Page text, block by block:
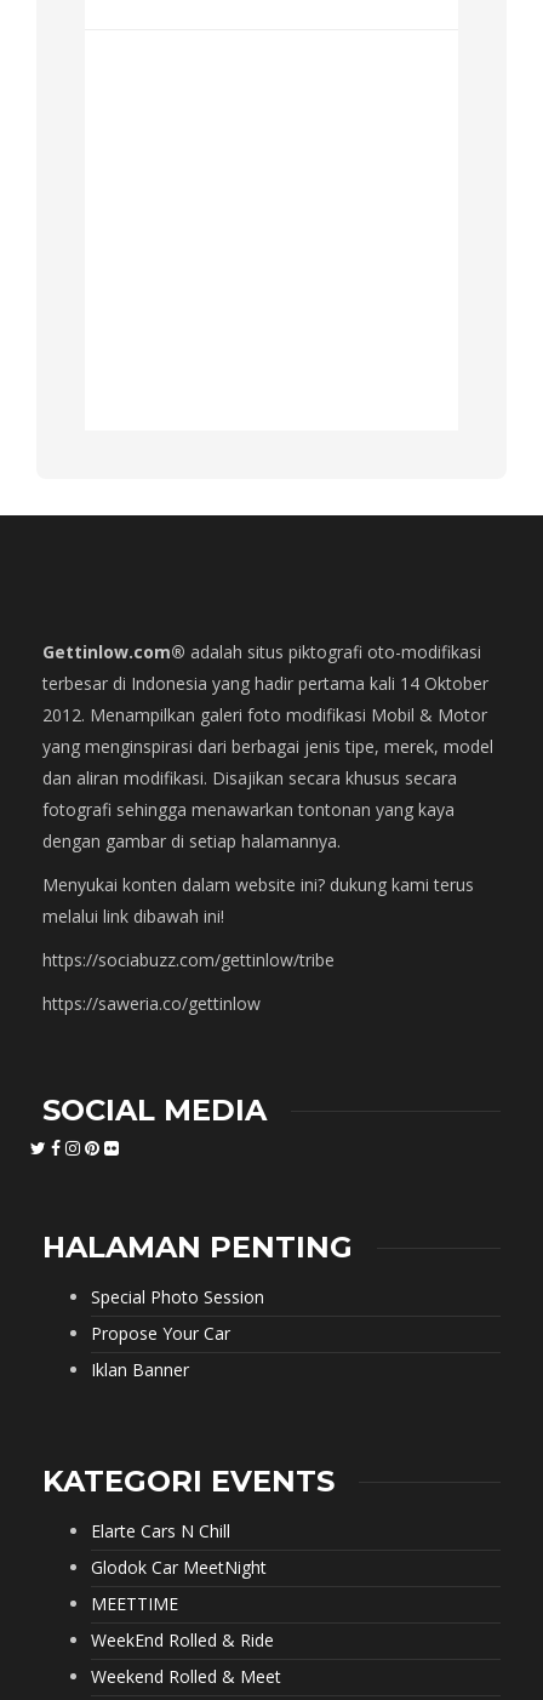
Gettinlow.com® adalah situs piktografi oto-modifikasi
terbesar di Indonesia yang hadir pertama kali 14 Oktober
2012. Menampilkan galeri foto modifikasi Mobil & Motor
yang menginspirasi dari berbagai jenis tipe, merek, model
dan aliran modifikasi. Disajikan secara khusus secara
fotografi sehingga menawarkan tontonan yang kaya
dengan gambar di setiap halamannya.
Menyukai konten dalam website ini? dukung kami terus
melalui link dibawah ini!
https://sociabuzz.com/gettinlow/tribe
https://saweria.co/gettinlow
SOCIAL MEDIA
HALAMAN PENTING
Special Photo Session
Propose Your Car
Iklan Banner
KATEGORI EVENTS
Elarte Cars N Chill
Glodok Car MeetNight
MEETTIME
WeekEnd Rolled & Ride
Weekend Rolled & Meet